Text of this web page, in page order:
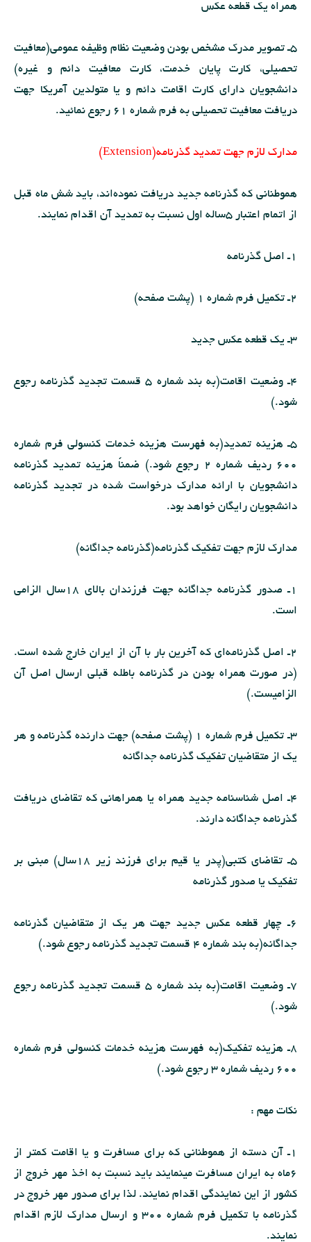
همراه یك قطعه عكس
5ـ تصویر مدرك مشخص بودن وضعیت نظام وظیفه عمومى(معافیت
تحصیلى، كارت پایان خدمت، كارت معافیت دائم و غیره)
دانشجویان داراى كارت اقامت دائم و یا متولدین آمریكا جهت
دریافت معافیت تحصیلى به فرم شماره 61 رجوع نمائید.
مدارك لازم جهت تمدید گذرنامه(Extension)
هموطنانى كه گذرنامه جدید دریافت نموده‌اند، باید شش ماه قبل
از اتمام اعتبار 5ساله اول نسبت به تمدید آن اقدام نمایند.
1ـ اصل گذرنامه
2ـ تكمیل فرم شماره 1 (پشت صفحه)
3ـ یك قطعه عكس جدید
4ـ وضعیت اقامت(به بند شماره 5 قسمت تجدید گذرنامه رجوع
شود.)
5ـ هزینه تمدید(به فهرست هزینه خدمات كنسولى فرم شماره
600 ردیف شماره 2 رجوع شود.) ضمناً هزینه تمدید گذرنامه
دانشجویان با ارائه مدارك درخواست شده در تجدید گذرنامه
دانشجویان رایگان خواهد بود.
مدارك لازم جهت تفكیك گذرنامه(گذرنامه جداگانه)
1ـ صدور گذرنامه جداگانه جهت فرزندان بالاى 18سال الزامى
است.
2ـ اصل گذرنامه‌اى كه آخرین بار با آن از ایران خارج شده است.
(در صورت همراه بودن در گذرنامه باطله قبلى ارسال اصل آن
الزامیست.)
3ـ تكمیل فرم شماره 1 (پشت صفحه) جهت دارنده گذرنامه و هر
یك از متقاضیان تفكیك گذرنامه جداگانه
4ـ اصل شناسنامه جدید همراه یا همراهانى كه تقاضاى دریافت
گذرنامه جداگانه دارند.
5ـ تقاضاى كتبى(پدر یا قیم براى فرزند زیر 18سال) مبنى بر
تفكیك یا صدور گذرنامه
6ـ چهار قطعه عكس جدید جهت هر یك از متقاضیان گذرنامه
جداگانه(به بند شماره 4 قسمت تجدید گذرنامه رجوع شود.)
7ـ وضعیت اقامت(به بند شماره 5 قسمت تجدید گذرنامه رجوع
شود.)
8ـ هزینه تفكیك(به فهرست هزینه خدمات كنسولى فرم شماره
600 ردیف شماره 3 رجوع شود.)
نكات مهم :
1ـ آن دسته از هموطنانى كه براى مسافرت و یا اقامت كمتر از
6ماه به ایران مسافرت مینمایند باید نسبت به اخذ مهر خروج از
كشور از این نمایندگى اقدام نمایند. لذا براى صدور مهر خروج در
گذرنامه با تكمیل فرم شماره 300 و ارسال مدارك لازم اقدام
نمایند.